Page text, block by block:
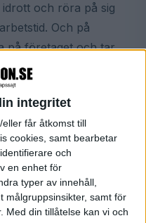
integritet
eller får åtkomst till
cookies, samt bearbetar
och
en enhet för
typer av innehåll,
målgruppsinsikter, samt för
Med din tillåtelse kan vi och
och röra på sig
Och på
på företaget och tar
man inte gillar det…
oss .
på jobbet?
frukost. Och den är
bil in till Stockholm.
och runt
personlig tränare. Det